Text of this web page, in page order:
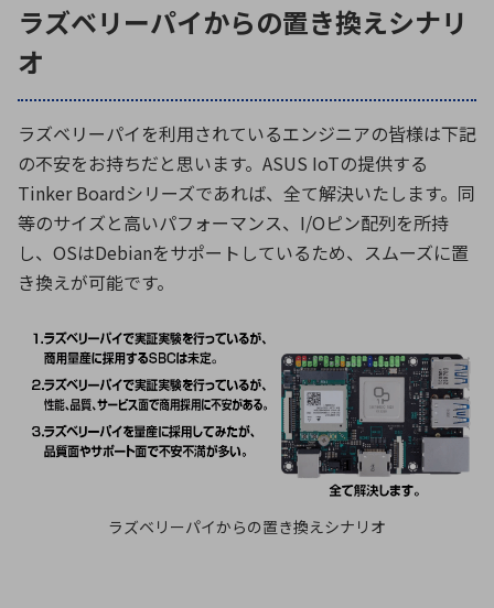
ラズベリーパイからの置き換えシナリ
オ
ラズベリーパイを利用されているエンジニアの皆様は下記
の不安をお持ちだと思います。ASUS IoTの提供する
Tinker Boardシリーズであれば、全て解決いたします。同
等のサイズと高いパフォーマンス、I/Oピン配列を所持
し、OSはDebianをサポートしているため、スムーズに置
き換えが可能です。
ラズベリーパイからの置き換えシナリオ